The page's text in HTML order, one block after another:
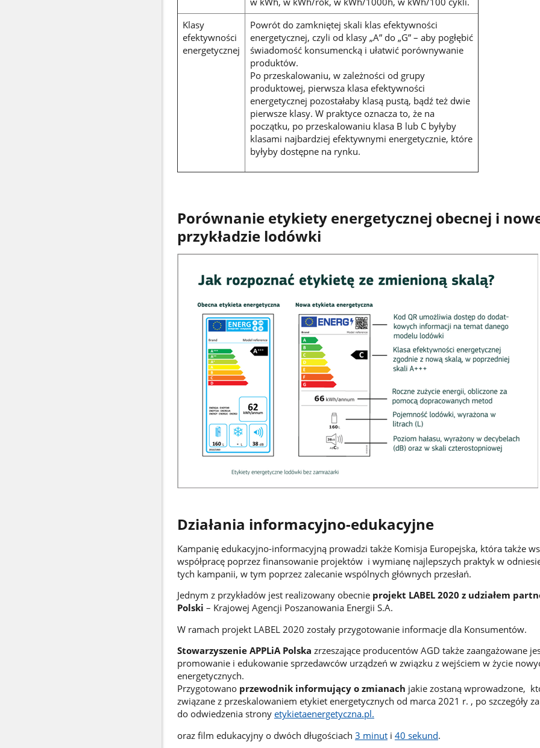
Klasy
efektywności
energetycznej
Powrót do zamkniętej skali klas efektywności
energetycznej, czyli od klasy „A” do „G” – aby pogłębić
świadomość konsumencką i ułatwić porównywanie
produktów.
Po przeskalowaniu, w zależności od grupy
produktowej, pierwsza klasa efektywności
energetycznej pozostałaby klasą pustą, bądź też dwie
pierwsze klasy. W praktyce oznacza to, że na
początku, po przeskalowaniu klasa B lub C byłyby
klasami najbardziej efektywnymi energetycznie, które
byłyby dostępne na rynku.
Porównanie etykiety energetycznej obecnej i
przykładzie lodówki
Działania informacyjno-edukacyjne
Kampanię edukacyjno-informacyjną prowadzi także Komisja Europejska, która także
współpracę poprzez finansowanie projektów i wymianę najlepszych praktyk w
tych kampanii, w tym poprzez zalecanie wspólnych głównych przesłań.
Jednym z przykładów jest realizowany obecnie projekt LABEL 2020 z udziałem
Polski – Krajowej Agencji Poszanowania Energii S.A.
W ramach projekt LABEL 2020 zostały przygotowanie informacje dla Konsumentów.
Stowarzyszenie APPLiA Polska zrzeszające producentów AGD także zaangażowane
promowanie i edukowanie sprzedawców urządzeń w związku z wejściem w życie
energetycznych.
Przygotowano przewodnik informujący o zmianach jakie zostaną wprowadzone,
związane z przeskalowaniem etykiet energetycznych od marca 2021 r. , po szczegóły
do odwiedzenia strony etykietaenergetyczna.pl.
oraz film edukacyjny o dwóch długościach 3 minuti 40 sekund.